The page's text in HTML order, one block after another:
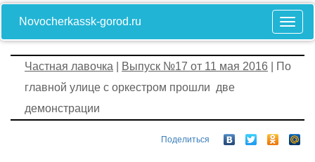
Novocherkassk-gorod.ru
Частная лавочка Выпуск №17 от 11 мая 2016 | По
главной улице с оркестром прошли две
демонстрации
Поделиться